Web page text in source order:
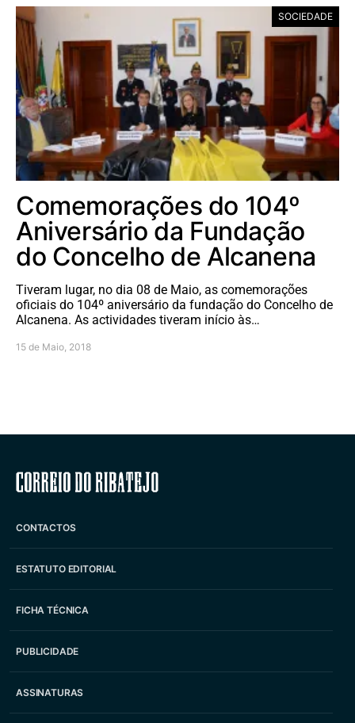
SOCIEDADE
Comemorações do 104º
Aniversário da Fundação
do Concelho de Alcanena
Tiveram lugar, no dia 08 de Maio, as comemorações
oficiais do 104º aniversário da fundação do Concelho de
Alcanena. As actividades tiveram início às…
15 de Maio, 2018
Correio do Ribatejo
CONTACTOS
ESTATUTO EDITORIAL
FICHA TÉCNICA
PUBLICIDADE
ASSINATURAS